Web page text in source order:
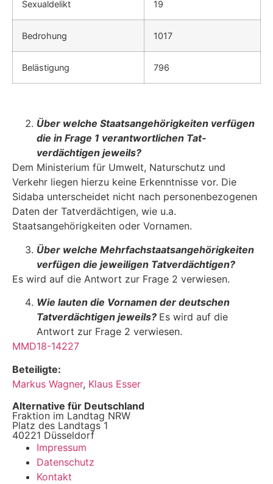
Sexualdelikt 19
Bedrohung 1017
Belästigung 796
Über welche Staatsangehörigkeiten verfügen
die in Frage 1 verantwortlichen Tat­
verdächtigen jeweils?
Dem Ministerium für Umwelt, Naturschutz und
Verkehr liegen hierzu keine Erkenntnisse vor. Die
Sidaba unterscheidet nicht nach personenbezogenen
Daten der Tatverdächtigen, wie u.a.
Staatsangehörigkeiten oder Vornamen.
Über welche Mehrfachstaatsangehörigkeiten
verfügen die jeweiligen Tatverdäch­tigen?
Es wird auf die Antwort zur Frage 2 verwiesen.
Wie lauten die Vornamen der deutschen
Tatverdächtigen jeweils? Es wird auf die
Antwort zur Frage 2 verwiesen.
MMD18-14227
Beteiligte:
Markus Wagner, Klaus Esser
Alternative für Deutschland
Fraktion im Landtag NRW
Platz des Landtags 1
40221 Düsseldorf
Impressum
Datenschutz
Kontakt